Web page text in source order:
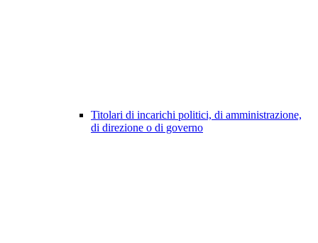
Titolari di incarichi politici, di amministrazione,
di direzione o di governo